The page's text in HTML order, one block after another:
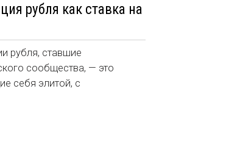
рубля как ставка на
рубля, ставшие
сообщества, — это
себя элитой, с